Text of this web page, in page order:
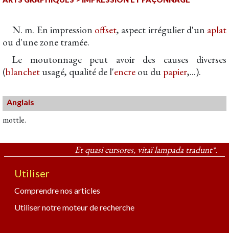
N. m. En impression offset, aspect irrégulier d'un aplat
ou d'une zone tramée.
Le moutonnage peut avoir des causes diverses
(blanchet usagé, qualité de l'encre ou du papier,...).
Anglais
mottle.
Et quasi cursores, vitaï lampada tradunt*.
Utiliser
Comprendre nos articles
Utiliser notre moteur de recherche